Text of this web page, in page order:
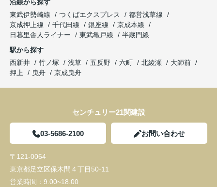
沿線から探す
東武伊勢崎線
つくばエクスプレス
都営浅草線
京成押上線
千代田線 銀座線
京成本線
日暮里舎人ライナー
東武亀戸線
半蔵門線
駅から探す
西新井
竹ノ塚 浅草 五反野 六町 北綾瀬
大師前
押上
曳舟 京成曳舟
センチュリー21関建設
03-5686-2100 お問い合わせ
〒121-0064
東京都足立区保木間４丁目50-11
営業時間： 9:00~18:00